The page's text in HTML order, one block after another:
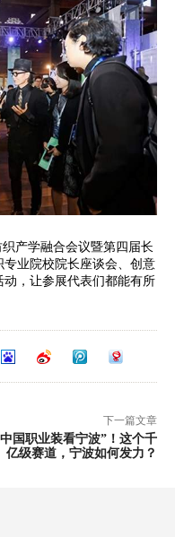
产学融合会议暨第四届长
业院校院长座谈会、创意
，让参展代表们都能有所
下一篇文章
国职业装看宁波”！这个千
亿级赛道，宁波如何发力？